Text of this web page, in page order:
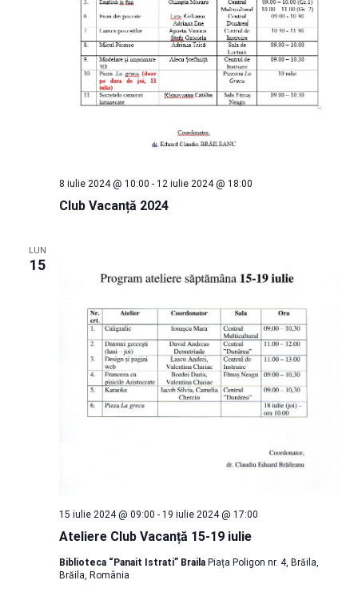
Club Vacanță 2024
8 iulie 2024 @ 10:00 - 12 iulie 2024 @ 18:00
LUN
15
Ateliere Club Vacanță 15-19 iulie
15 iulie 2024 @ 09:00 - 19 iulie 2024 @ 17:00
Biblioteca “Panait Istrati” Braila Piața Poligon nr. 4, Brăila,
Brăila, România